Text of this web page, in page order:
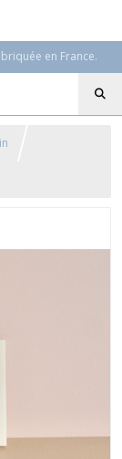
en France.